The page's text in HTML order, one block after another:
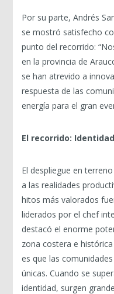
Por su parte, Andrés
se mostró satisfecho
punto del recorrido:
en la provincia de
se han atrevido a
respuesta de las
energía para el gran
El recorrido:
El despliegue en
a las realidades
hitos más valorados
liderados por el chef
destacó el enorme
zona costera e
es que las
únicas. Cuando se
identidad, surgen